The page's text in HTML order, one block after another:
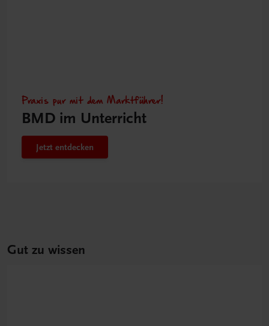
Praxis pur mit dem Marktführer!
BMD im Unterricht
Jetzt entdecken
Gut zu wissen